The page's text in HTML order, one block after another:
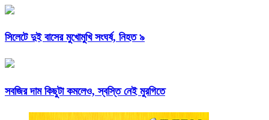
সিলেটে দুই বাসের মুখোমুখি সংঘর্ষ, নিহত ৯
সবজির দাম কিছুটা কমলেও, স্বস্তি নেই মুরগিতে